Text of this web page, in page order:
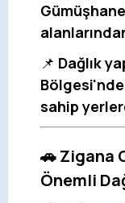
📌 Dağlık
sahip
🚗 Zigana
Önemli